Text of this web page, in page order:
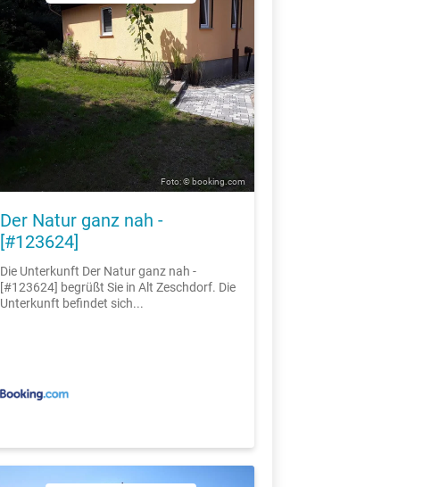
Foto: © booking.com
Der Natur ganz nah -
[#123624]
Die Unterkunft Der Natur ganz nah -
[#123624] begrüßt Sie in Alt Zeschdorf. Die
Unterkunft befindet sich...